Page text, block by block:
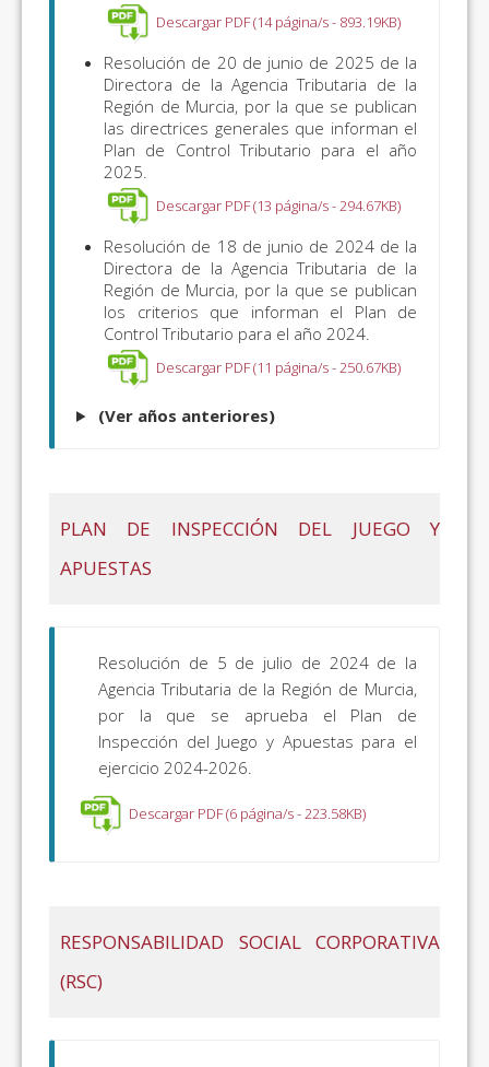
Descargar PDF (14 página/s - 893.19KB)
Resolución de 20 de junio de 2025 de la
Directora de la Agencia Tributaria de la
Región de Murcia, por la que se publican
las directrices generales que informan el
Plan de Control Tributario para el año
2025.
Descargar PDF (13 página/s - 294.67KB)
Resolución de 18 de junio de 2024 de la
Directora de la Agencia Tributaria de la
Región de Murcia, por la que se publican
los criterios que informan el Plan de
Control Tributario para el año 2024.
Descargar PDF (11 página/s - 250.67KB)
(Ver años anteriores)
PLAN DE INSPECCIÓN DEL JUEGO Y
APUESTAS
Resolución de 5 de julio de 2024 de la
Agencia Tributaria de la Región de Murcia,
por la que se aprueba el Plan de
Inspección del Juego y Apuestas para el
ejercicio 2024-2026.
Descargar PDF (6 página/s - 223.58KB)
RESPONSABILIDAD SOCIAL CORPORATIVA
(RSC)